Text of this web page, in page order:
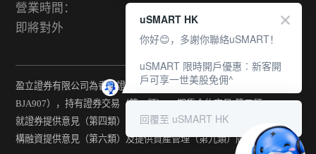
營業時間：
即將對外
盈立證券有限公司為香港證監會持牌法團（中央編號：
BJA907），持有證券交易（第一類） 、期貨合約交易(第二類) 、
就證券提供意見（第四類） 、就期貨合約提供意見(第五類) 、就機
構融資提供意見（第六類）及提供資產管理（第九類）牌照。
uSMART HK
你好😊，多謝你聯絡uSMART！
uSMART 限時開戶優惠︰新客開
戶可享一世美股免佣^
回覆至 uSMART HK